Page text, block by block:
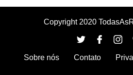
Copyright 2020
Sobre nós Contato